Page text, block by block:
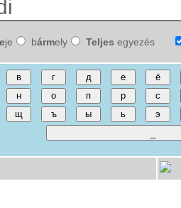
je bármely Teljes egyezés